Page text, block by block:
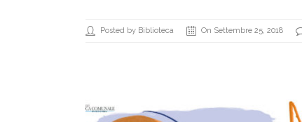
Posted by Biblioteca On Settembre 25, 2018